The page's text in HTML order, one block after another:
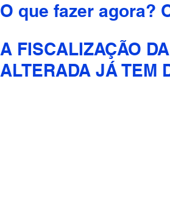
O que fazer agora?
A FISCALIZAÇÃO
ALTERADA JÁ TEM